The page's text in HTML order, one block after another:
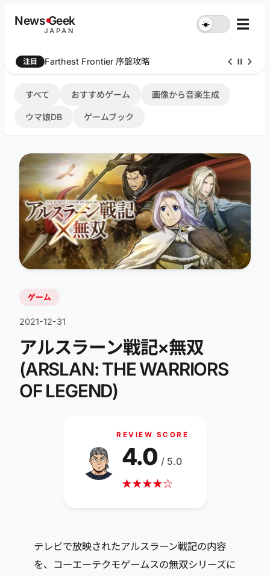
NewsGeek
JAPAN
☀︎ ☰
注目 ウマ娘ライブシアターDB を公開中
すべて おすすめゲーム 画像から音楽生成
ウマ娘DB ゲームブック
ゲーム
2021-12-31
アルスラーン戦記×無双
(ARSLAN: THE WARRIORS
OF LEGEND)
REVIEW SCORE
★★★★☆
4.0 / 5.0
テレビで放映されたアルスラーン戦記の内容
を、コーエーテクモゲームスの無双シリーズに